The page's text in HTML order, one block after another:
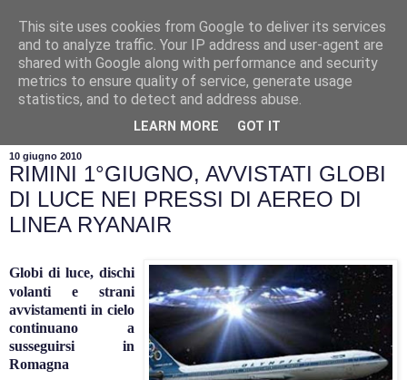
10 giugno 2010
RIMINI 1°GIUGNO, AVVISTATI GLOBI
DI LUCE NEI PRESSI DI AEREO DI
LINEA RYANAIR
Globi di luce, dischi
volanti e strani
avvistamenti in cielo
continuano a
susseguirsi in
Romagna
This site uses cookies from Google to deliver its services
and to analyze traffic. Your IP address and user-agent are
shared with Google along with performance and security
metrics to ensure quality of service, generate usage
statistics, and to detect and address abuse.
LEARN MORE GOT IT